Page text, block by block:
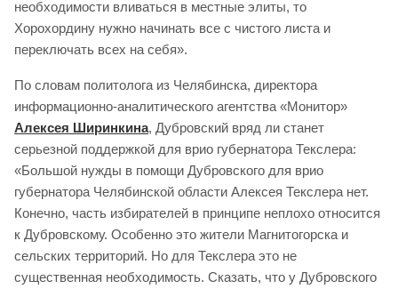
необходимости вливаться в местные элиты, то
Хорохордину нужно начинать все с чистого листа и
переключать всех на себя».
По словам политолога из Челябинска, директора
информационно-аналитического агентства «Монитор»
Алексея Ширинкина, Дубровский вряд ли станет
серьезной поддержкой для врио губернатора Текслера:
«Большой нужды в помощи Дубровского для врио
губернатора Челябинской области Алексея Текслера нет.
Конечно, часть избирателей в принципе неплохо относится
к Дубровскому. Особенно это жители Магнитогорска и
сельских территорий. Но для Текслера это не
существенная необходимость. Сказать, что у Дубровского